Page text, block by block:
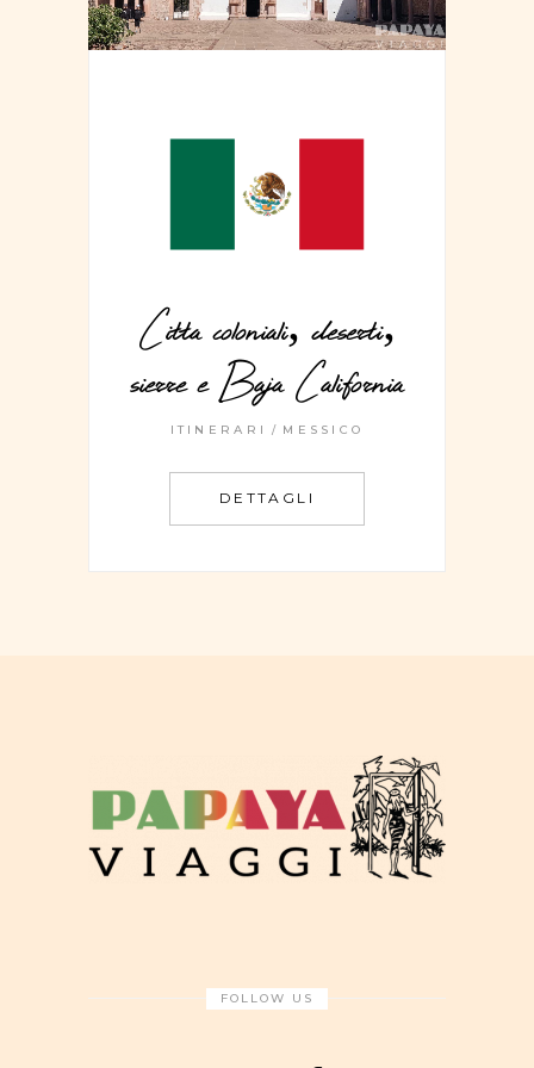
Citta coloniali, deserti,
sierre e Baja California
ITINERARI MESSICO
DETTAGLI
FOLLOW US